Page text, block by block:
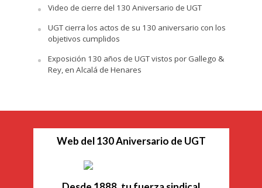
Video de cierre del 130 Aniversario de UGT
UGT cierra los actos de su 130 aniversario con los
objetivos cumplidos
Exposición 130 años de UGT vistos por Gallego &
Rey, en Alcalá de Henares
Web del 130 Aniversario de UGT